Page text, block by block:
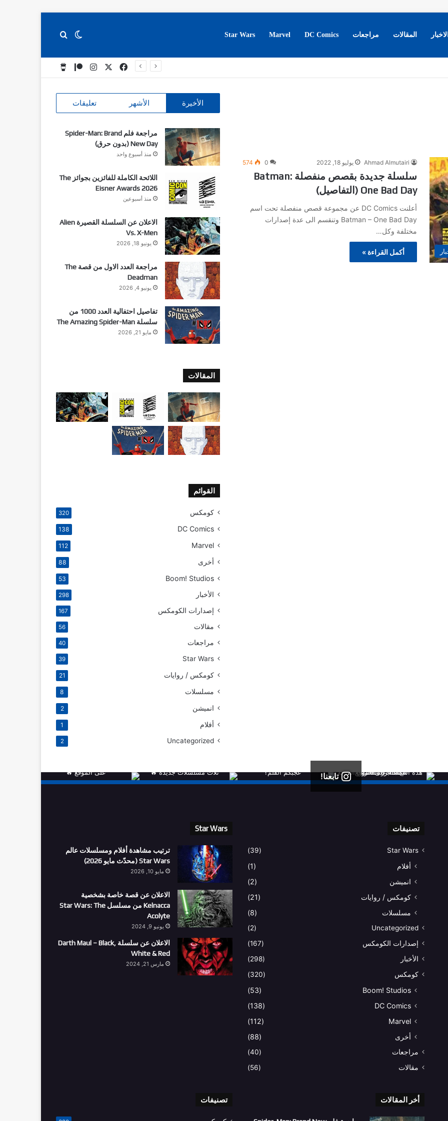
المقالات مراجعات DC Comics
Marvel
Star Wars الوضع المظلم
فيسبوك انستقرام‫Patreon
Ahmad Almutairi يوليو 18, 2022 0
574
سلسلة جديدة بقصص منفصلة Batman:
One Bad Day (التفاصيل)
أعلنت DC Comics عن مجموعة قصص منفصلة تحت اسم
Batman – One Bad Day وتنقسم الى عدة إصدارات
مختلفة وكل…
أكمل القراءة »
الأخيرة الأشهر تعليقات
مراجعة فلم Spider-Man: Brand
New Day (بدون حرق)
منذ أسبوع واحد
اللائحة الكاملة للفائزين بجوائز The
Eisner Awards 2026
منذ أسبوعين
الاعلان عن السلسلة القصيرة Alien
Vs. X-Men
يونيو 18, 2026
مراجعة العدد الاول من قصة The
Deadman
يونيو 4, 2026
تفاصيل احتفالية العدد 1000 من
سلسلة The Amazing Spider-Man
مايو 21, 2026
المقالات
القوائم
كومكس 320
DC Comics
138
Marvel
112
أخرى 88
Boom! Studios
53
الأخبار 298
إصدارات الكومكس 167
مقالات 56
مراجعات 40
Star Wars
39
كومكس / روايات 21
مسلسلات 8
انميشن 2
أفلام 1
Uncategorized
2
تابعنا!
تصنيفات
Star Wars
(39)
أفلام
(1)
انميشن
(2)
كومكس / روايات
(21)
مسلسلات
(8)
Uncategorized
(2)
إصدارات الكومكس
(167)
الأخبار
(298)
كومكس
(320)
Boom! Studios
(53)
DC Comics
(138)
Marvel
(112)
أخرى
(88)
مراجعات
(40)
مقالات
(56)
Star Wars
ترتيب مشاهدة أفلام ومسلسلات عالم
Star Wars (محدّث مايو 2026)
مايو 10, 2026
الاعلان عن قصة خاصة بشخصية
Kelnacca من مسلسل Star Wars: The
Acolyte
يونيو 9, 2024
الاعلان عن سلسلة Darth Maul – Black,
White & Red
مارس 21, 2024
أخر المقالات تصنيفات